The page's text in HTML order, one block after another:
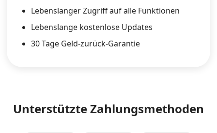
Lebenslanger Zugriff auf alle Funktionen
Lebenslange kostenlose Updates
30 Tage Geld-zurück-Garantie
Unterstützte Zahlungsmethoden